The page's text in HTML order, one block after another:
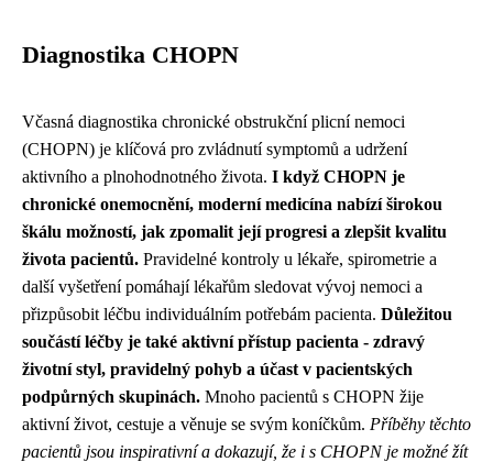
Diagnostika CHOPN
Včasná diagnostika chronické obstrukční plicní nemoci
(CHOPN) je klíčová pro zvládnutí symptomů a udržení
aktivního a plnohodnotného života. I když CHOPN je
chronické onemocnění, moderní medicína nabízí širokou
škálu možností, jak zpomalit její progresi a zlepšit kvalitu
života pacientů. Pravidelné kontroly u lékaře, spirometrie a
další vyšetření pomáhají lékařům sledovat vývoj nemoci a
přizpůsobit léčbu individuálním potřebám pacienta. Důležitou
součástí léčby je také aktivní přístup pacienta - zdravý
životní styl, pravidelný pohyb a účast v pacientských
podpůrných skupinách. Mnoho pacientů s CHOPN žije
aktivní život, cestuje a věnuje se svým koníčkům. Příběhy těchto
pacientů jsou inspirativní a dokazují, že i s CHOPN je možné žít